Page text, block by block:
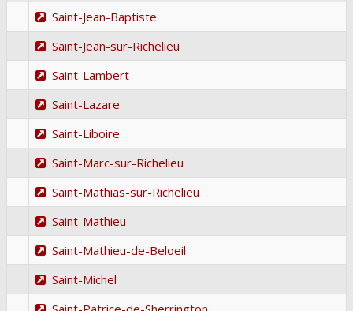
Saint-Jean-Baptiste
Saint-Jean-sur-Richelieu
Saint-Lambert
Saint-Lazare
Saint-Liboire
Saint-Marc-sur-Richelieu
Saint-Mathias-sur-Richelieu
Saint-Mathieu
Saint-Mathieu-de-Beloeil
Saint-Michel